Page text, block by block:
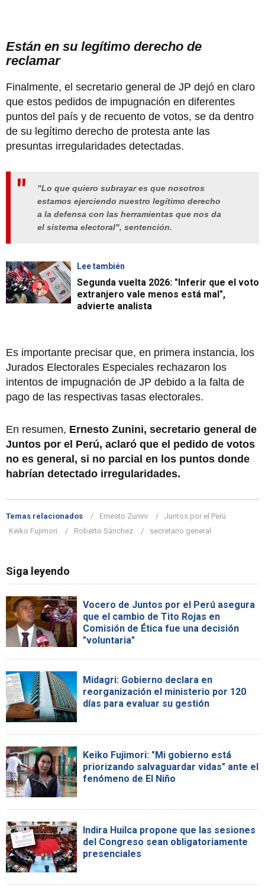
Están en su legítimo derecho de
reclamar
Finalmente, el secretario general de JP dejó en claro
que estos pedidos de impugnación en diferentes
puntos del país y de recuento de votos, se da dentro
de su legítimo derecho de protesta ante las
presuntas irregularidades detectadas.
"Lo que quiero subrayar es que nosotros
estamos ejerciendo nuestro legítimo derecho
a la defensa con las herramientas que nos da
el sistema electoral", sentención.
Lee también
Segunda vuelta 2026: "Inferir que el voto
extranjero vale menos está mal",
advierte analista
Es importante precisar que, en primera instancia, los
Jurados Electorales Especiales rechazaron los
intentos de impugnación de JP debido a la falta de
pago de las respectivas tasas electorales.
En resumen, Ernesto Zunini, secretario general de
Juntos por el Perú, aclaró que el pedido de votos
no es general, si no parcial en los puntos donde
habrían detectado irregularidades.
Temas relacionados Ernesto Zunini
Juntos por el Perú
Keiko Fujimori
Roberto Sánchez secretario general
Siga leyendo
Vocero de Juntos por el Perú asegura
que el cambio de Tito Rojas en
Comisión de Ética fue una decisión
"voluntaria"
Midagri: Gobierno declara en
reorganización el ministerio por 120
días para evaluar su gestión
Keiko Fujimori: "Mi gobierno está
priorizando salvaguardar vidas" ante el
fenómeno de El Niño
Indira Huilca propone que las sesiones
del Congreso sean obligatoriamente
presenciales